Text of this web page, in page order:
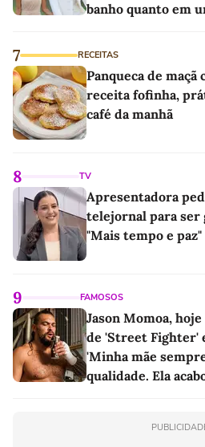
banho quanto em
7 RECEITAS
Panqueca de maçã
receita fofinha,
café da manhã
8 TV
Apresentadora
telejornal para ser
"Mais tempo e paz"
9 FAMOSOS
Jason Momoa, hoje
de 'Street Fighter'
'Minha mãe
qualidade. Ela